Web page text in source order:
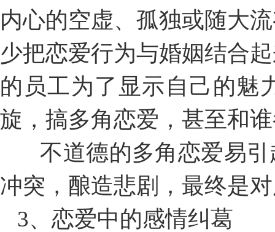
内心的空虚、孤独或随大
少把恋爱行为与婚姻结合
的员工为了显示自己的魅
旋，搞多角恋爱，甚至和
不道德的多角恋爱易引
冲突，酿造悲剧，最终是
3、恋爱中的感情纠葛